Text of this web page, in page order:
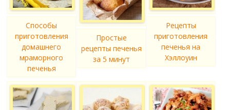
Способы
приготовления
домашнего
мраморного
печенья
Простые
рецепты печенья
за 5 минут
Рецепты
приготовления
печенья на
Хэллоуин